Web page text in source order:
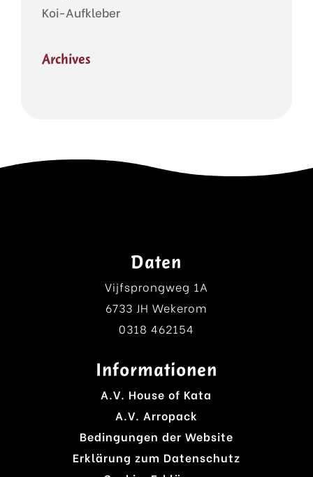
Koi-Aufkleber
Archives
Daten
Vijfsprongweg 1A
6733 JH Wekerom
0318 462154
Informationen
A.V. House of Kata
A.V. Arropack
Bedingungen der Website
Erklärung zum Datenschutz